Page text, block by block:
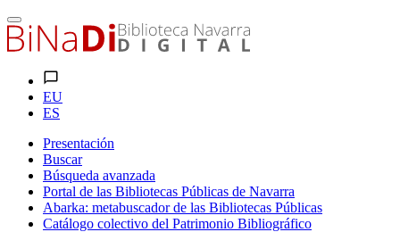
EU
ES
Presentación
Buscar
Búsqueda avanzada
Portal de las Bibliotecas Públicas de Navarra
Abarka: metabuscador de las Bibliotecas Públicas
Catálogo colectivo del Patrimonio Bibliográfico